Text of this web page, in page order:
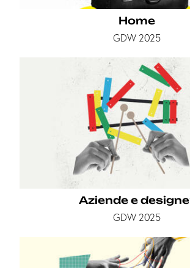
Home
GDW 2025
Aziende e
GDW 2025